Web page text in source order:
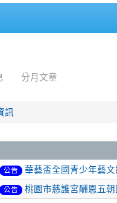
分月文章
訊
公告 華藝盃全國青少年藝文
公告 桃園市慈護宮酬恩五